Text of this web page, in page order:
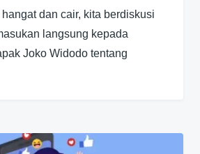
dan cair, kita berdiskusi
langsung kepada
Joko Widodo tentang